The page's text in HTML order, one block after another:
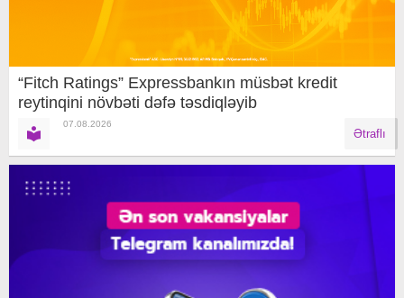
“Fitch Ratings” Expressbankın müsbət kredit
reytinqini növbəti dəfə təsdiqləyib
07.08.2026
Ətraflı